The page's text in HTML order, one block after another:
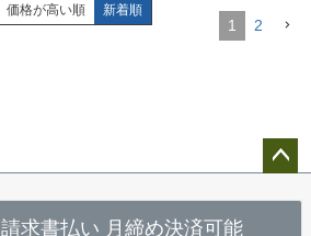
価格が高い順 新着順
1 2
請求書払い 月締め決済可能